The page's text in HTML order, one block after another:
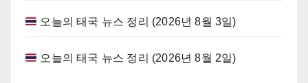
오늘의 태국 뉴스 정리 (2026년 8월 3일)
오늘의 태국 뉴스 정리 (2026년 8월 2일)